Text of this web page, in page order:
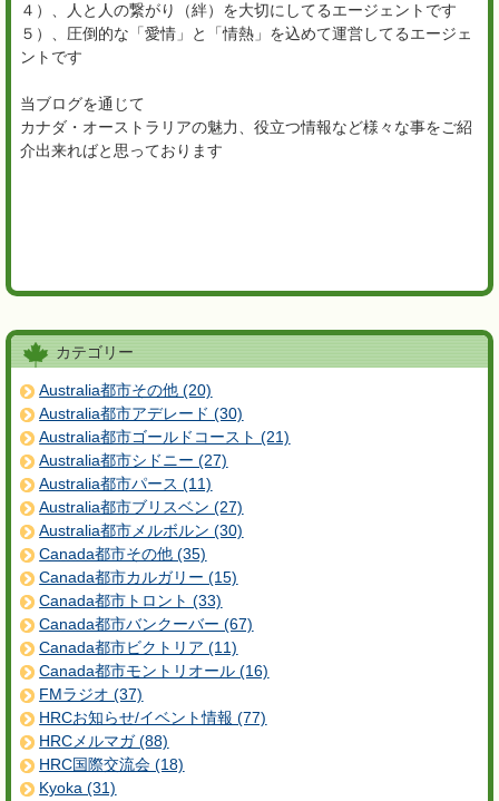
４）、人と人の繋がり（絆）を大切にしてるエージェントです
５）、圧倒的な「愛情」と「情熱」を込めて運営してるエージェ
ントです
当ブログを通じて
カナダ・オーストラリアの魅力、役立つ情報など様々な事をご紹
介出来ればと思っております
カテゴリー
Australia都市その他 (20)
Australia都市アデレード (30)
Australia都市ゴールドコースト (21)
Australia都市シドニー (27)
Australia都市パース (11)
Australia都市ブリスベン (27)
Australia都市メルボルン (30)
Canada都市その他 (35)
Canada都市カルガリー (15)
Canada都市トロント (33)
Canada都市バンクーバー (67)
Canada都市ビクトリア (11)
Canada都市モントリオール (16)
FMラジオ (37)
HRCお知らせ/イベント情報 (77)
HRCメルマガ (88)
HRC国際交流会 (18)
Kyoka (31)